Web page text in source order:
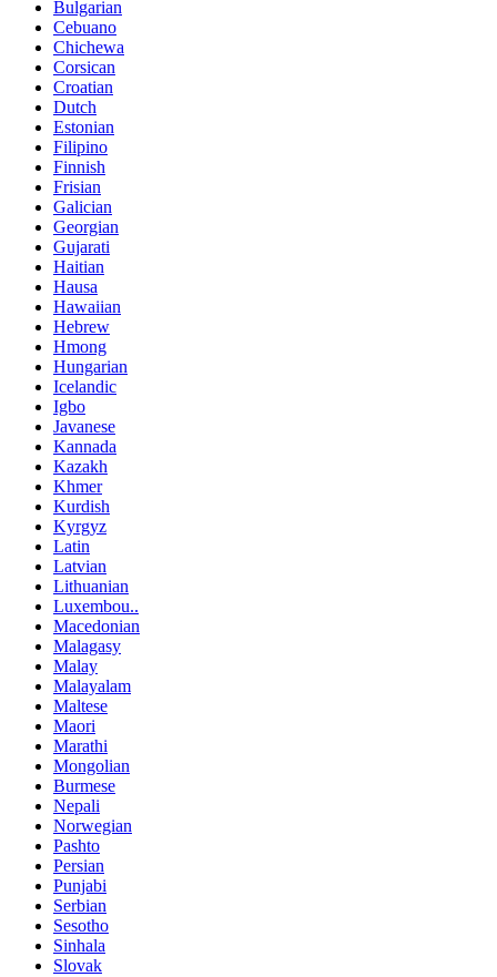
Bulgarian
Cebuano
Chichewa
Corsican
Croatian
Dutch
Estonian
Filipino
Finnish
Frisian
Galician
Georgian
Gujarati
Haitian
Hausa
Hawaiian
Hebrew
Hmong
Hungarian
Icelandic
Igbo
Javanese
Kannada
Kazakh
Khmer
Kurdish
Kyrgyz
Latin
Latvian
Lithuanian
Luxembou..
Macedonian
Malagasy
Malay
Malayalam
Maltese
Maori
Marathi
Mongolian
Burmese
Nepali
Norwegian
Pashto
Persian
Punjabi
Serbian
Sesotho
Sinhala
Slovak